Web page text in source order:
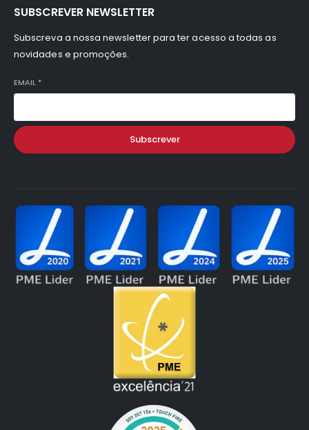
SUBSCREVER NEWSLETTER
Subscreva a nossa newsletter para ter acesso a todas as
novidades e promoções.
EMAIL *
Subscrever